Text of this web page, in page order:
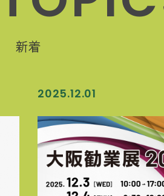
新着
2025.12.01